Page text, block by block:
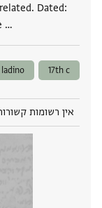
Dated:
…
17th c
ladino
אין רשומות